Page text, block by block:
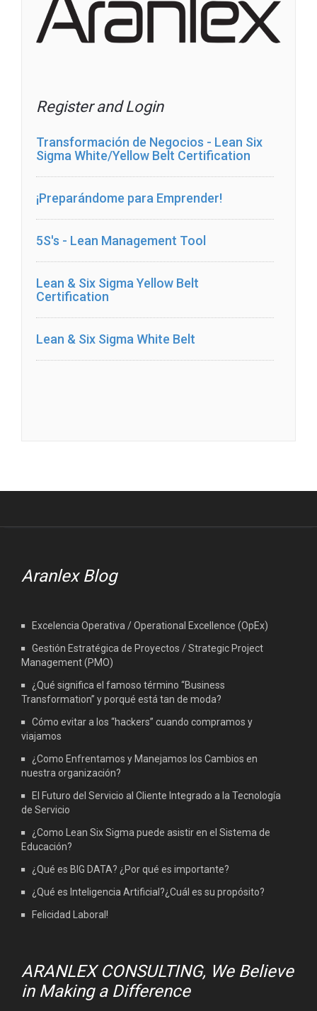
Register and Login
Transformación de Negocios - Lean Six
Sigma White/Yellow Belt Certification
¡Preparándome para Emprender!
5S's - Lean Management Tool
Lean & Six Sigma Yellow Belt
Certification
Lean & Six Sigma White Belt
Aranlex Blog
Excelencia Operativa / Operational Excellence (OpEx)
Gestión Estratégica de Proyectos / Strategic Project
Management (PMO)
¿Qué significa el famoso término “Business
Transformation” y porqué está tan de moda?
Cómo evitar a los “hackers” cuando compramos y
viajamos
¿Como Enfrentamos y Manejamos los Cambios en
nuestra organización?
El Futuro del Servicio al Cliente Integrado a la Tecnología
de Servicio
¿Como Lean Six Sigma puede asistir en el Sistema de
Educación?
¿Qué es BIG DATA? ¿Por qué es importante?
¿Qué es Inteligencia Artificial?¿Cuál es su propósito?
Felicidad Laboral!
ARANLEX CONSULTING, We Believe
in Making a Difference